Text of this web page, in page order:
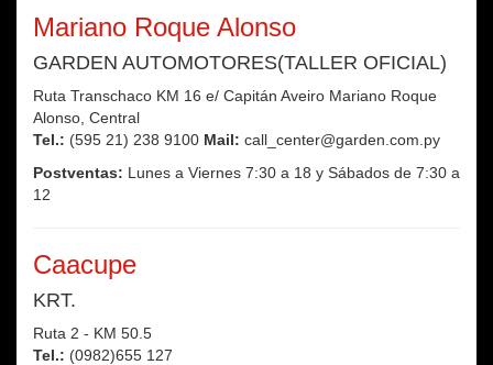
Mariano Roque Alonso
GARDEN AUTOMOTORES(TALLER OFICIAL)
Ruta Transchaco KM 16 e/ Capitán Aveiro Mariano Roque
Alonso, Central
Tel.: (595 21) 238 9100 Mail: call_center@garden.com.py
Postventas: Lunes a Viernes 7:30 a 18 y Sábados de 7:30 a
12
Caacupe
KRT.
Ruta 2 - KM 50.5
Tel.: (0982)655 127